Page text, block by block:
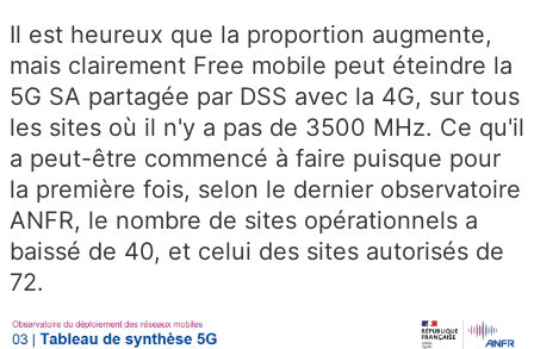
Il est heureux que la proportion augmente,
mais clairement Free mobile peut éteindre la
5G SA partagée par DSS avec la 4G, sur tous
les sites où il n'y a pas de 3500 MHz. Ce qu'il
a peut-être commencé à faire puisque pour
la première fois, selon le dernier observatoire
ANFR, le nombre de sites opérationnels a
baissé de 40, et celui des sites autorisés de
72.